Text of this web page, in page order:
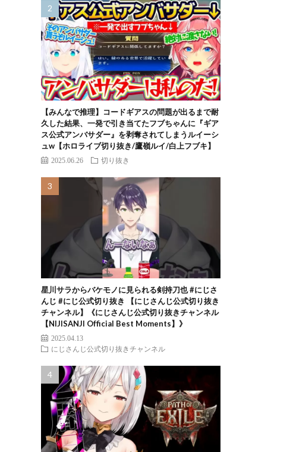
【みんなで推理】コードギアスの問題が出るまで耐
久した結果、一発で引き当てたフブちゃんに『ギア
ス公式アンバサダー』を剥奪されてしまうルイーシ
ュw【ホロライブ切り抜き/鷹嶺ルイ/白上フブキ】
2025.06.26 切り抜き
星川サラからバケモノに見られる剣持刀也 #にじさ
んじ #にじ公式切り抜き 【にじさんじ公式切り抜き
チャンネル】《にじさんじ公式切り抜きチャンネル
【NIJISANJI Official Best Moments】》
2025.04.13
にじさんじ公式切り抜きチャンネル